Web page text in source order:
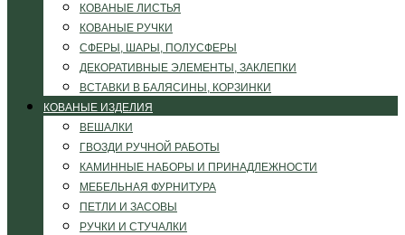
КОВАНЫЕ ЛИСТЬЯ
КОВАНЫЕ РУЧКИ
СФЕРЫ, ШАРЫ, ПОЛУСФЕРЫ
ДЕКОРАТИВНЫЕ ЭЛЕМЕНТЫ, ЗАКЛЕПКИ
ВСТАВКИ В БАЛЯСИНЫ, КОРЗИНКИ
КОВАНЫЕ ИЗДЕЛИЯ
ВЕШАЛКИ
ГВОЗДИ РУЧНОЙ РАБОТЫ
КАМИННЫЕ НАБОРЫ И ПРИНАДЛЕЖНОСТИ
МЕБЕЛЬНАЯ ФУРНИТУРА
ПЕТЛИ И ЗАСОВЫ
РУЧКИ И СТУЧАЛКИ